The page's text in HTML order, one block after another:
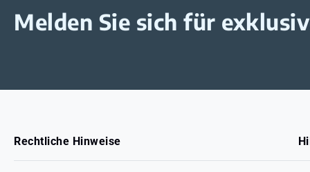
Melden Sie sich für
Rechtliche Hinweise